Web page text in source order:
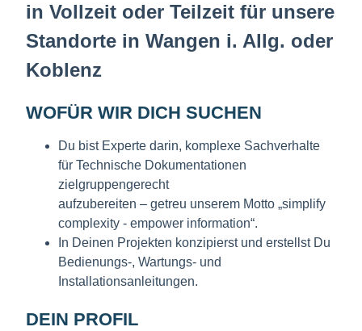
in Vollzeit oder Teilzeit für unsere
Standorte in Wangen i. Allg. oder
Koblenz
WOFÜR WIR DICH SUCHEN
Du bist Experte darin, komplexe Sachverhalte
für Technische Dokumentationen
zielgruppengerecht
aufzubereiten – getreu unserem Motto „simplify
complexity - empower information“.
In Deinen Projekten konzipierst und erstellst Du
Bedienungs-, Wartungs- und
Installationsanleitungen.
DEIN PROFIL